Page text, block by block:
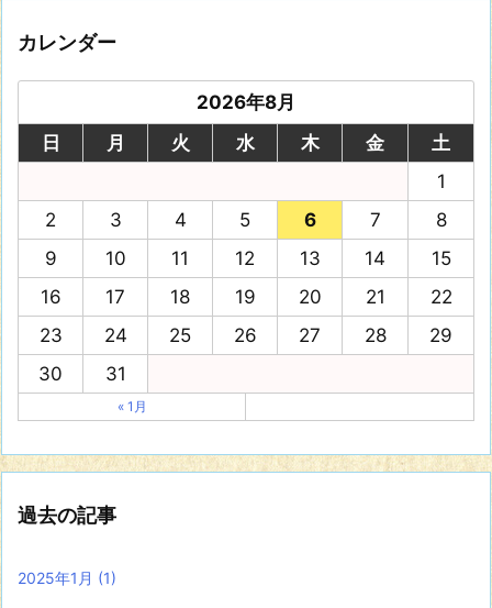
カレンダー
2026年8月
日
月 火 水 木 金
土
1
2
3 4 5 6 7
8
9
10 11 12 13 14
15
16
17 18 19 20 21
22
23
24 25 26 27 28
29
30
31
« 1月
過去の記事
2025年1月 (1)